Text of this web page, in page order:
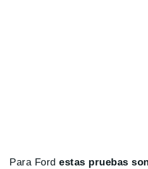
Para Fordestas pruebas